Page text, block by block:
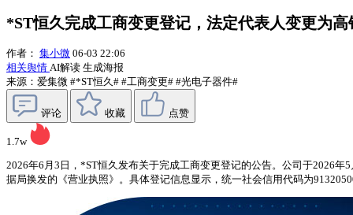
*ST恒久完成工商变更登记，法定代表人变更为高
作者： 集小微 06-03 22:06
相关舆情 AI解读 生成海报
来源：爱集微 #*ST恒久# #工商变更# #光电子器件#
评论 收藏 点赞
1.7w
2026年6月3日，*ST恒久发布关于完成工商变更登记的公告。公司于2026
据局换发的《营业执照》。具体登记信息显示，统一社会信用代码为